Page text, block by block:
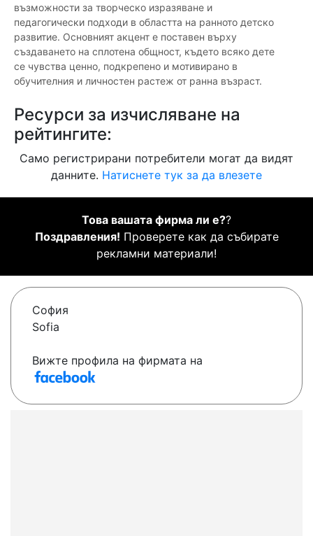
възможности за творческо изразяване и
педагогически подходи в областта на ранното детско
развитие. Основният акцент е поставен върху
създаването на сплотена общност, където всяко дете
се чувства ценно, подкрепено и мотивирано в
обучителния и личностен растеж от ранна възраст.
Ресурси за изчисляване на
рейтингите:
Само регистрирани потребители могат да видят
данните. Натиснете тук за да влезете
Това вашата фирма ли е??
Поздравления! Проверете как да събирате
рекламни материали!
София
Sofia
Вижте профила на фирмата на